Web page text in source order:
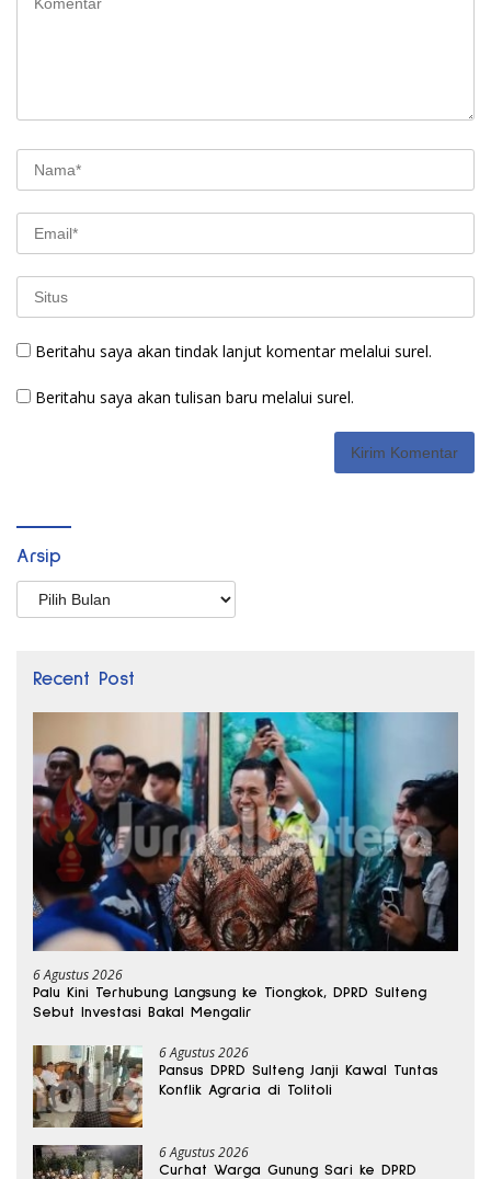
Beritahu saya akan tindak lanjut komentar melalui surel.
Beritahu saya akan tulisan baru melalui surel.
Arsip
Arsip
Recent Post
6 Agustus 2026
Palu Kini Terhubung Langsung ke Tiongkok, DPRD Sulteng
Sebut Investasi Bakal Mengalir
6 Agustus 2026
Pansus DPRD Sulteng Janji Kawal Tuntas
Konflik Agraria di Tolitoli
6 Agustus 2026
Curhat Warga Gunung Sari ke DPRD